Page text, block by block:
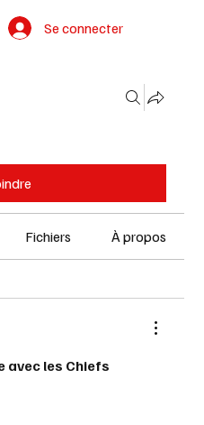
Se connecter
Fichiers À propos
avec les Chiefs